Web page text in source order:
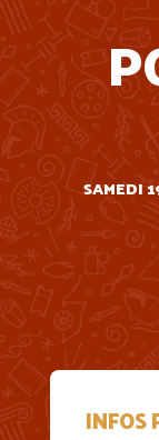
SAMEDI
INFOS